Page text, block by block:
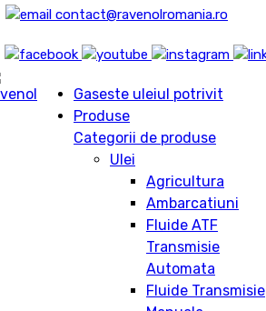
contact@ravenolromania.ro
Gaseste uleiul potrivit
Produse
Categorii de produse
Ulei
Agricultura
Ambarcatiuni
Fluide ATF
Transmisie
Automata
Fluide Transmisie